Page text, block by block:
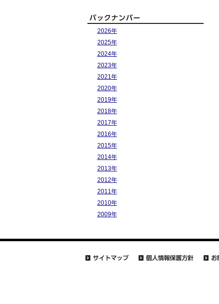
2026年
2025年
2024年
2023年
2021年
2020年
2019年
2018年
2017年
2016年
2015年
2014年
2013年
2012年
2011年
2010年
2009年